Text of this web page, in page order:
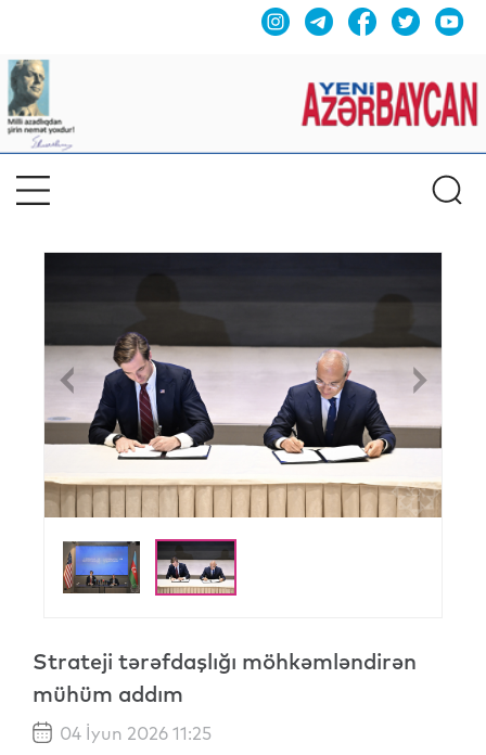
Previous
Strateji tərəfdaşlığı möhkəmləndirən
mühüm addım
04 İyun 2026 11:25